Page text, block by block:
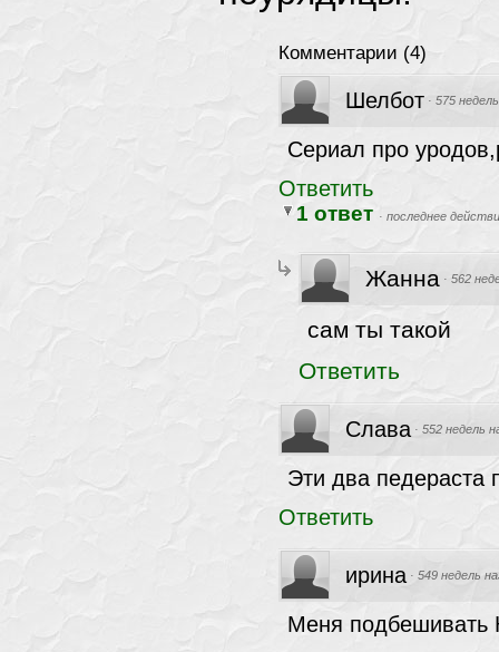
Комментарии (4)
Шелбот · 575
Сериал про
Ответить
1 ответ · последнее
Жанна · 562
сам ты такой
Ответить
Слава · 552 недель
Эти два педераста
Ответить
ирина · 549 недель
Меня подбешивать